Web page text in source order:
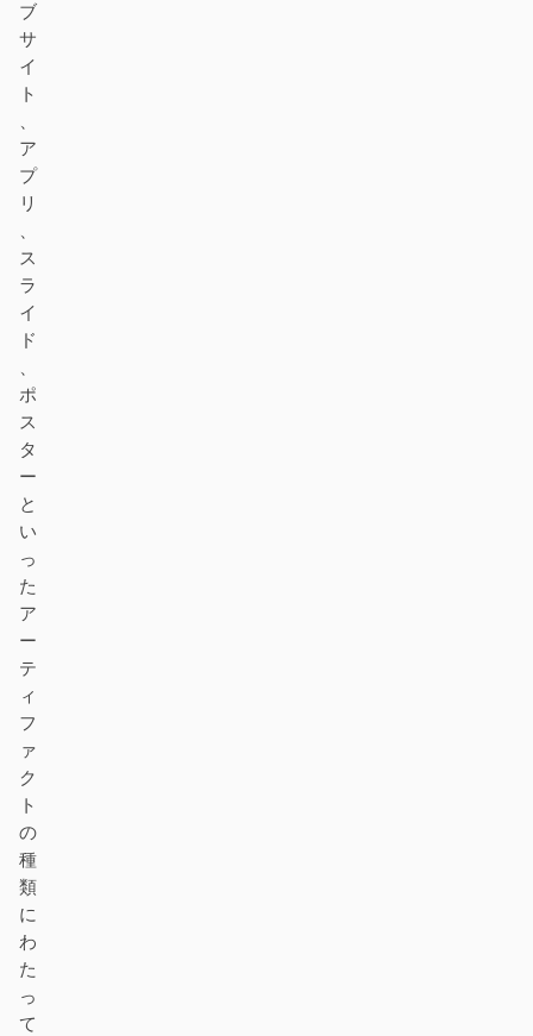
ブ
サ
イ
ト
、
ア
プ
リ
、
ス
ラ
イ
ド
、
ポ
ス
タ
ー
と
い
っ
た
ア
ー
テ
ィ
フ
ァ
ク
ト
の
種
類
に
わ
た
っ
て